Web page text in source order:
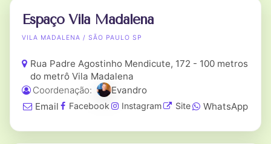
Espaço Vila Madalena
VILA MADALENA / SÃO PAULO SP
Rua Padre Agostinho Mendicute, 172 - 100 metros
do metrô Vila Madalena
Coordenação:
Evandro
Email
Facebook Instagram Site WhatsApp